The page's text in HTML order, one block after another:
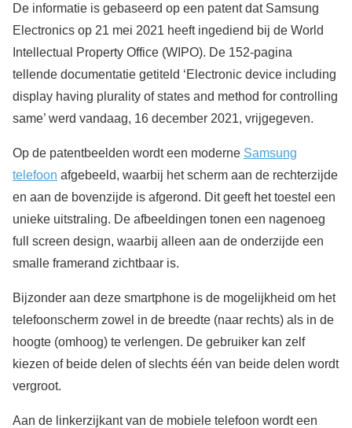
De informatie is gebaseerd op een patent dat Samsung
Electronics op 21 mei 2021 heeft ingediend bij de World
Intellectual Property Office (WIPO). De 152-pagina
tellende documentatie getiteld ‘Electronic device including
display having plurality of states and method for controlling
same’ werd vandaag, 16 december 2021, vrijgegeven.
Op de patentbeelden wordt een moderne Samsung
telefoon afgebeeld, waarbij het scherm aan de rechterzijde
en aan de bovenzijde is afgerond. Dit geeft het toestel een
unieke uitstraling. De afbeeldingen tonen een nagenoeg
full screen design, waarbij alleen aan de onderzijde een
smalle framerand zichtbaar is.
Bijzonder aan deze smartphone is de mogelijkheid om het
telefoonscherm zowel in de breedte (naar rechts) als in de
hoogte (omhoog) te verlengen. De gebruiker kan zelf
kiezen of beide delen of slechts één van beide delen wordt
vergroot.
Aan de linkerzijkant van de mobiele telefoon wordt een